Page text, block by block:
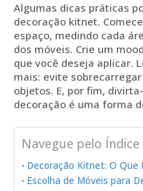
Algumas dicas práticas
decoração kitnet.
espaço, medindo cada
dos móveis. Crie um
que você deseja aplicar.
mais: evite
objetos. E, por fim,
decoração é uma forma
Navegue pelo Índice
Decoração Kitnet: O Que
Escolha de Móveis para